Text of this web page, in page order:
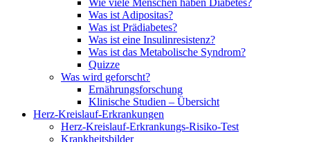
Was ist Adipositas?
Was ist Prädiabetes?
Was ist eine Insulinresistenz?
Was ist das Metabolische Syndrom?
Quizze
Was wird geforscht?
Ernährungsforschung
Klinische Studien – Übersicht
Herz-Kreislauf-Erkrankungen
Herz-Kreislauf-Erkrankungs-Risiko-Test
Krankheitsbilder